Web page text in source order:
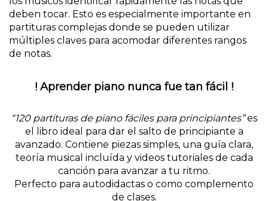
deben tocar. Esto es especialmente importante en
partituras complejas donde se pueden utilizar
múltiples claves para acomodar diferentes rangos
de notas.
! Aprender piano nunca fue tan fácil !
“120 partituras de piano fáciles para principiantes”es
el libro ideal para dar el salto de principiante a
avanzado. Contiene piezas simples, una guía clara,
teoría musical incluída y videos tutoriales de cada
canción para avanzar a tu ritmo.
Perfecto para autodidactas o como complemento
de clases.